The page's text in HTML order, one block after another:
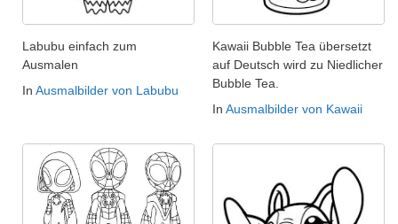
Labubu einfach zum
Ausmalen
In Ausmalbilder von Labubu
Kawaii Bubble Tea übersetzt
auf Deutsch wird zu Niedlicher
Bubble Tea.
In Ausmalbilder von Kawaii